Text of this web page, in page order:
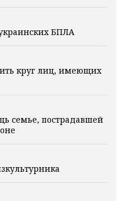
БПЛА
круг лиц, имеющих
семье, пострадавшей